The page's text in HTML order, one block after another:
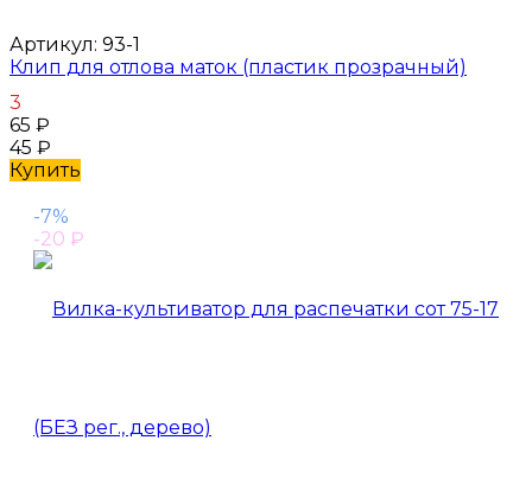
Артикул: 93-1
Клип для отлова маток (пластик прозрачный)
3
65 ₽
45 ₽
Купить
-7%
-20 ₽